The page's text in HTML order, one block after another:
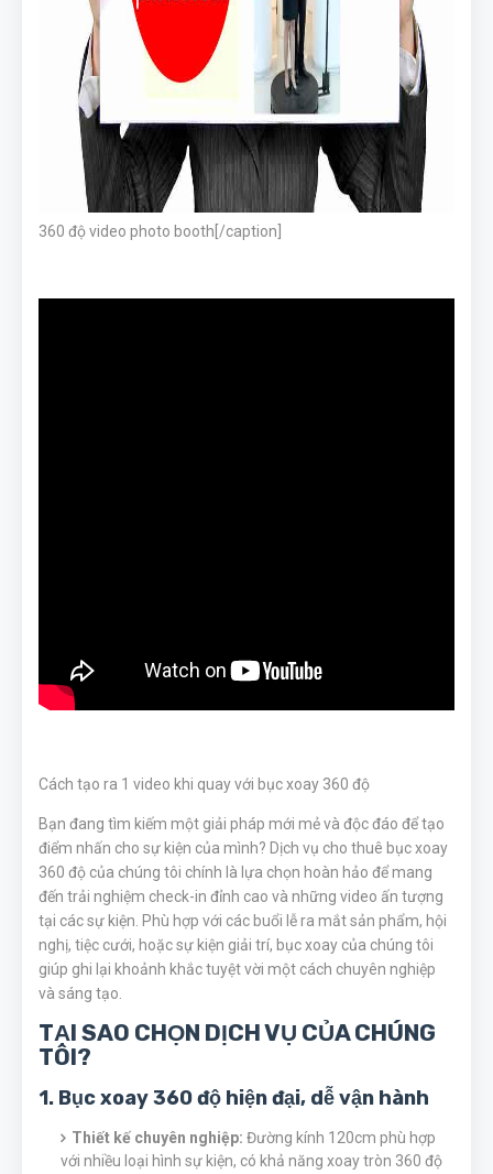
360 độ video photo booth[/caption]
Cách tạo ra 1 video khi quay với bục xoay 360 độ
Bạn đang tìm kiếm một giải pháp mới mẻ và độc đáo để tạo
điểm nhấn cho sự kiện của mình? Dịch vụ cho thuê bục xoay
360 độ của chúng tôi chính là lựa chọn hoàn hảo để mang
đến trải nghiệm check-in đỉnh cao và những video ấn tượng
tại các sự kiện. Phù hợp với các buổi lễ ra mắt sản phẩm, hội
nghị, tiệc cưới, hoặc sự kiện giải trí, bục xoay của chúng tôi
giúp ghi lại khoảnh khắc tuyệt vời một cách chuyên nghiệp
và sáng tạo.
TẠI SAO CHỌN DỊCH VỤ CỦA CHÚNG
TÔI?
1. Bục xoay 360 độ hiện đại, dễ vận hành
Thiết kế chuyên nghiệp: Đường kính 120cm phù hợp
với nhiều loại hình sự kiện, có khả năng xoay tròn 360 độ